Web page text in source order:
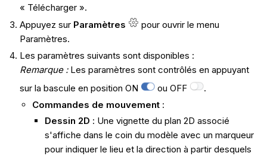
« Télécharger ».
Appuyez sur Paramètres
pour ouvrir le menu
Paramètres.
Les paramètres suivants sont disponibles :
Remarque : Les paramètres sont contrôlés en appuyant
sur la bascule en position ON
ou OFF
.
Commandes de mouvement:
Dessin 2D : Une vignette du plan 2D associé
s'affiche dans le coin du modèle avec un marqueur
pour indiquer le lieu et la direction à partir desquels